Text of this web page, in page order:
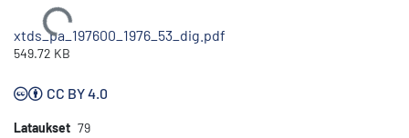
Ladataan...
xtds_pa_197600_1976_53_dig.pdf
549.72 KB
CC BY 4.0
Lataukset 79